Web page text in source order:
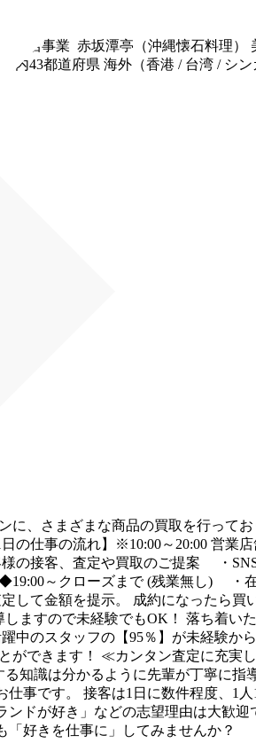
店事業 赤坂潭亭（沖縄懐石料理）
43都道府県 海外（香港 / 台湾 / シン
に、さまざまな商品の買取を行ってお
日の仕事の流れ】※10:00～20:00 営業店
の接客、査定や買取のご提案
・
～クローズまで (残業無し) ・在
して金額を提示。 成約になったら買
ますので未経験でもOK！
落ち着い
中のスタッフの【95％】が未経験か
ができます！ ≪カンタン査定に充実
知識は分かるように先輩が丁寧に指
事です。
接客は1日に数件程度、1
ンドが好き」などの志望理由は大歓迎
「好きを仕事に」してみませんか？